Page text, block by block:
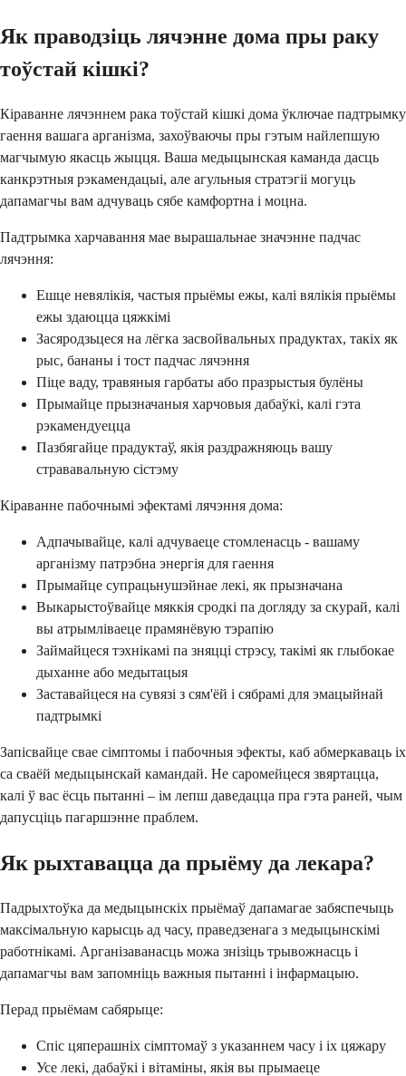
Як праводзіць лячэнне дома пры раку
тоўстай кішкі?
Кіраванне лячэннем рака тоўстай кішкі дома ўключае падтрымку
гаення вашага арганізма, захоўваючы пры гэтым найлепшую
магчымую якасць жыцця. Ваша медыцынская каманда дасць
канкрэтныя рэкамендацыі, але агульныя стратэгіі могуць
дапамагчы вам адчуваць сябе камфортна і моцна.
Падтрымка харчавання мае вырашальнае значэнне падчас
лячэння:
Ешце невялікія, частыя прыёмы ежы, калі вялікія прыёмы
ежы здаюцца цяжкімі
Засяродзьцеся на лёгка засвойвальных прадуктах, такіх як
рыс, бананы і тост падчас лячэння
Піце ваду, травяныя гарбаты або празрыстыя булёны
Прымайце прызначаныя харчовыя дабаўкі, калі гэта
рэкамендуецца
Пазбягайце прадуктаў, якія раздражняюць вашу
стрававальную сістэму
Кіраванне пабочнымі эфектамі лячэння дома:
Адпачывайце, калі адчуваеце стомленасць - вашаму
арганізму патрэбна энергія для гаення
Прымайце супрацьнушэйнае лекі, як прызначана
Выкарыстоўвайце мяккія сродкі па догляду за скурай, калі
вы атрымліваеце прамянёвую тэрапію
Займайцеся тэхнікамі па зняцці стрэсу, такімі як глыбокае
дыханне або медытацыя
Заставайцеся на сувязі з сям'ёй і сябрамі для эмацыйнай
падтрымкі
Запісвайце свае сімптомы і пабочныя эфекты, каб абмеркаваць іх
са сваёй медыцынскай камандай. Не саромейцеся звяртацца,
калі ў вас ёсць пытанні – ім лепш даведацца пра гэта раней, чым
дапусціць пагаршэнне праблем.
Як рыхтавацца да прыёму да лекара?
Падрыхтоўка да медыцынскіх прыёмаў дапамагае забяспечыць
максімальную карысць ад часу, праведзенага з медыцынскімі
работнікамі. Арганізаванасць можа знізіць трывожнасць і
дапамагчы вам запомніць важныя пытанні і інфармацыю.
Перад прыёмам сабярыце:
Спіс цяперашніх сімптомаў з указаннем часу і іх цяжару
Усе лекі, дабаўкі і вітаміны, якія вы прымаеце